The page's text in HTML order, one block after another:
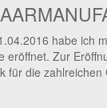
habe ich
eröffnet. Zur
für die zahlreichen